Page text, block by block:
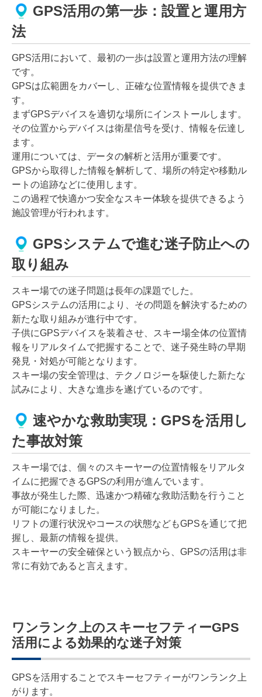
GPS活用の第一歩：設置と運用方
法
GPS活用において、最初の一歩は設置と運用方法の理解
です。
GPSは広範囲をカバーし、正確な位置情報を提供できま
す。
まずGPSデバイスを適切な場所にインストールします。
その位置からデバイスは衛星信号を受け、情報を伝達し
ます。
運用については、データの解析と活用が重要です。
GPSから取得した情報を解析して、場所の特定や移動ル
ートの追跡などに使用します。
この過程で快適かつ安全なスキー体験を提供できるよう
施設管理が行われます。
GPSシステムで進む迷子防止への
取り組み
スキー場での迷子問題は長年の課題でした。
GPSシステムの活用により、その問題を解決するための
新たな取り組みが進行中です。
子供にGPSデバイスを装着させ、スキー場全体の位置情
報をリアルタイムで把握することで、迷子発生時の早期
発見・対処が可能となります。
スキー場の安全管理は、テクノロジーを駆使した新たな
試みにより、大きな進歩を遂げているのです。
速やかな救助実現：GPSを活用し
た事故対策
スキー場では、個々のスキーヤーの位置情報をリアルタ
イムに把握できるGPSの利用が進んでいます。
事故が発生した際、迅速かつ精確な救助活動を行うこと
が可能になりました。
リフトの運行状況やコースの状態などもGPSを通じて把
握し、最新の情報を提供。
スキーヤーの安全確保という観点から、GPSの活用は非
常に有効であると言えます。
ワンランク上のスキーセフティーGPS
活用による効果的な迷子対策
GPSを活用することでスキーセフティーがワンランク上
がります。